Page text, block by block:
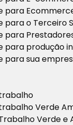
para
para o Terceiro
para
para produção
para sua
Verde
Verde e